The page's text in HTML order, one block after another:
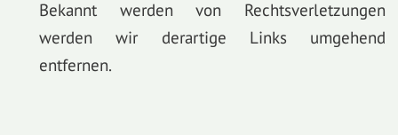
Bekannt werden von Rechtsverletzungen
werden wir derartige Links umgehend
entfernen.